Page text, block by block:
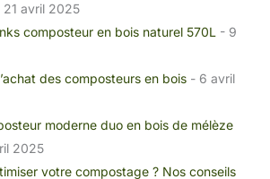
21 avril 2025
composteur en bois naturel 570L - 9
des composteurs en bois - 6 avril
moderne duo en bois de mélèze
2025
votre compostage ? Nos conseils